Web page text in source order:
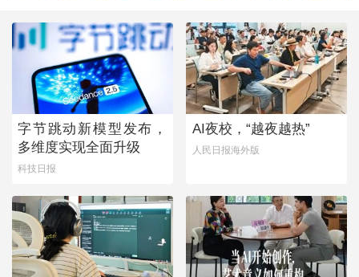
字节跳动新模型发布，
多维度实现全面升级
科技日报
AI夜校，“越夜越热”
人民日报海外版